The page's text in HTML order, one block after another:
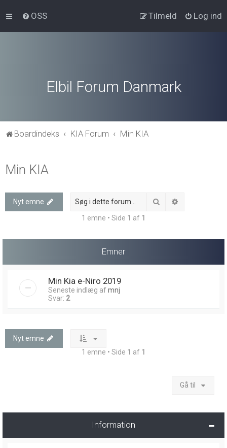
OSS Log ind
Tilmeld
Elbil Forum Danmark
Boardindeks KIA Forum Min KIA
Min KIA
Nyt emne Søg
1 emne • Side 1 af 1
Emner
Min Kia e-Niro 2019
Seneste indlæg afmnj
Svar: 2
Nyt emne
1 emne • Side 1 af 1
Gå til
Information